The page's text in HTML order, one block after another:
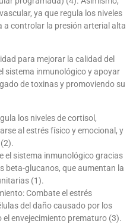
ya que regula los niveles
a controlar la presión arterial alta
para mejorar la calidad del
sistema inmunológico y apoyar
de toxinas y promoviendo su
los niveles de cortisol,
al estrés físico y emocional, y
el sistema inmunológico gracias
beta-glucanos, que aumentan la
(1).
Combate el estrés
del daño causado por los
el envejecimiento prematuro (3).